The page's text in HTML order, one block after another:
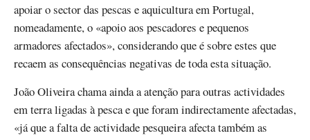
apoiar o sector das pescas e aquicultura em Portugal,
nomeadamente, o «apoio aos pescadores e pequenos
armadores afectados», considerando que é sobre estes que
recaem as consequências negativas de toda esta situação.
João Oliveira chama ainda a atenção para outras actividades
em terra ligadas à pesca e que foram indirectamente afectadas,
«já que a falta de actividade pesqueira afecta também as